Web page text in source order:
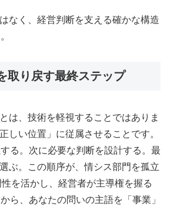
なく、経営判断を支える確かな構造
取り戻す最終ステップ
は、技術を軽視することではありま
しい位置」に従属させることです。
る。次に必要な判断を設計する。最
ぶ。この順序が、情シス部門を孤立
を活かし、経営者が主導権を握る
ら、あなたの問いの主語を「事業」